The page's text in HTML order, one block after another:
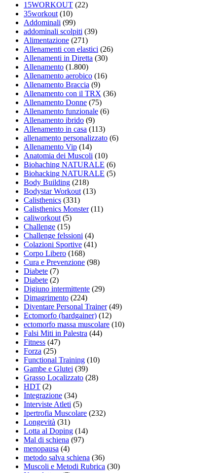
15WORKOUT (22)
35workout(10)
Addominali (99)
addominali scolpiti (39)
Alimentazione (271)
Allenamenti con elastici (26)
Allenamenti in Diretta (30)
Allenamento (1.800)
Allenamento aerobico (16)
Allenamento Braccia (9)
Allenamento con il TRX (36)
Allenamento Donne (75)
Allenamento funzionale (6)
Allenamento ibrido (9)
Allenamento in casa (113)
allenamento personalizzato (6)
Allenamento Vip (14)
Anatomia dei Muscoli (10)
Biohaching NATURALE (6)
Biohacking NATURALE (5)
Body Building (218)
Bodystar Workout(13)
Calisthenics (331)
Calisthenics Monster(11)
caliworkout(5)
Challenge (15)
Challenge felssioni (4)
Colazioni Sportive (41)
Corpo Libero (168)
Cura e Prevenzione (98)
Diabete (7)
Diabete (2)
Digiuno intermittente (29)
Dimagrimento (224)
Diventare Personal Trainer(49)
Ectomorfo (hardgainer) (12)
ectomorfo massa muscolare (10)
Falsi Miti in Palestra (44)
Fitness (47)
Forza (25)
Functional Training (10)
Gambe e Glutei (39)
Grasso Localizzato (28)
HDT (2)
Integrazione (34)
Interviste Atleti (5)
Ipertrofia Muscolare (232)
Longevità (31)
Lotta al Doping (14)
Mal di schiena (97)
menopausa (4)
metodo salva schiena (36)
Muscoli e Metodi Rubrica (30)